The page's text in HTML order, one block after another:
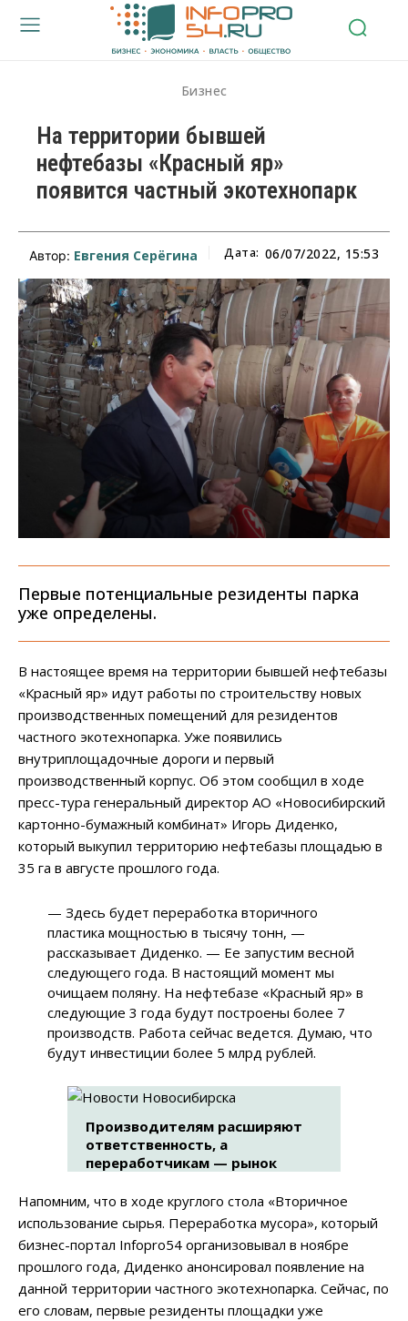
Бизнес
На территории бывшей
нефтебазы «Красный яр»
появится частный экотехнопарк
Автор: Евгения Серёгина Дата: 06/07/2022, 15:53
Первые потенциальные резиденты парка
уже определены.
В настоящее время на территории бывшей нефтебазы
«Красный яр» идут работы по строительству новых
производственных помещений для резидентов
частного экотехнопарка. Уже появились
внутриплощадочные дороги и первый
производственный корпус. Об этом сообщил в ходе
пресс-тура генеральный директор АО «Новосибирский
картонно-бумажный комбинат» Игорь Диденко,
который выкупил территорию нефтебазы площадью в
35 га в августе прошлого года.
— Здесь будет переработка вторичного
пластика мощностью в тысячу тонн, —
рассказывает Диденко. — Ее запустим весной
следующего года. В настоящий момент мы
очищаем поляну. На нефтебазе «Красный яр» в
следующие 3 года будут построены более 7
производств. Работа сейчас ведется. Думаю, что
будут инвестиции более 5 млрд рублей.
Производителям расширяют
ответственность, а
переработчикам — рынок
Напомним, что в ходе круглого стола «Вторичное
использование сырья. Переработка мусора», который
бизнес-портал Infopro54 организовывал в ноябре
прошлого года, Диденко анонсировал появление на
данной территории частного экотехнопарка. Сейчас, по
его словам, первые резиденты площадки уже